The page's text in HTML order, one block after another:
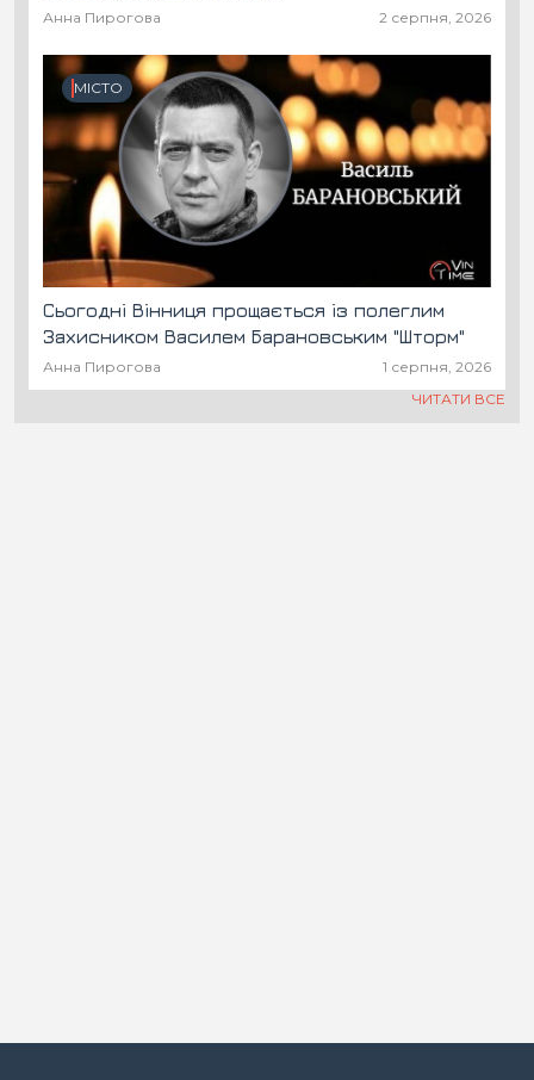
Анна Пирогова 2 серпня, 2026
МІСТО
Сьогодні Вінниця прощається із полеглим
Захисником Василем Барановським "Шторм"
Анна Пирогова
1 серпня, 2026
ЧИТАТИ ВСЕ